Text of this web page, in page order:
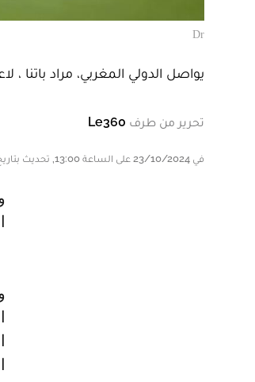
Dr
يواصل الدولي المغربي، مراد باتنا
تحرير من طرف Le360
في 23/10/2024 على الساعة 13:00, تحديث بتاريخ 23/10/2024 على الساعة 13:00
وكشفت الفحوصات الطبية الأولية